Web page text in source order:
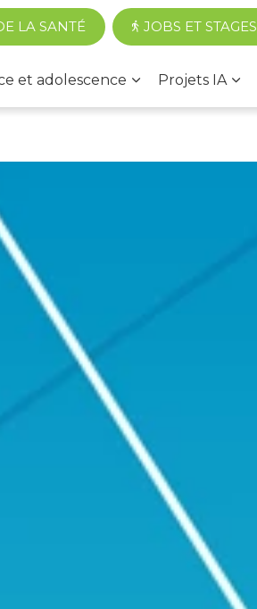
au contenu principal
et adolescence Projets IA
LA SANTÉ JOBS ET STAGES